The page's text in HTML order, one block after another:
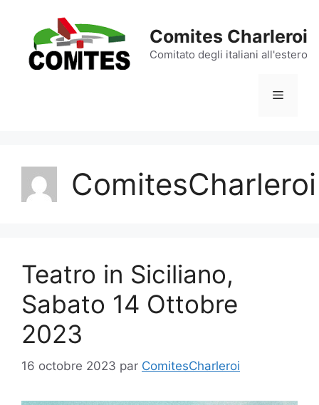
contenu
Comites Charleroi
Comitato degli italiani all'estero
Menu
ComitesCharleroi
Teatro in Siciliano,
Sabato 14 Ottobre
2023
16 octobre 2023 par ComitesCharleroi